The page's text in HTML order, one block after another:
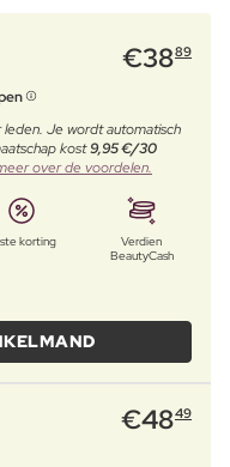
€3889
leden. Je wordt automatisch
kost9,95 €/30
over de voordelen.
korting
Verdien
BeautyCash
€4849